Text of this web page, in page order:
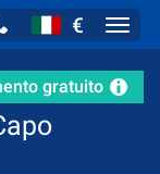
€
gratuito